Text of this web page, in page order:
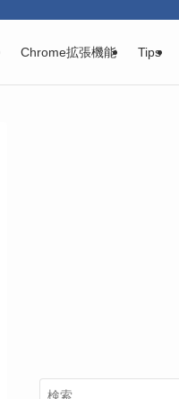
Chrome拡張機能 Tips